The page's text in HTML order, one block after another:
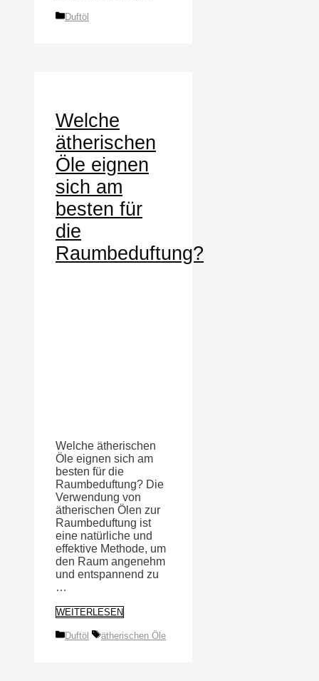
Kategorien
Duftöl
Welche
ätherischen
Öle eignen
sich am
besten für
die
Raumbeduftung?
Welche ätherischen
Öle eignen sich am
besten für die
Raumbeduftung? Die
Verwendung von
ätherischen Ölen zur
Raumbeduftung ist
eine natürliche und
effektive Methode, um
den Raum angenehm
und entspannend zu
…
WEITERLESEN
Kategorien
Duftöl Schlagwörter
ätherischen Öle